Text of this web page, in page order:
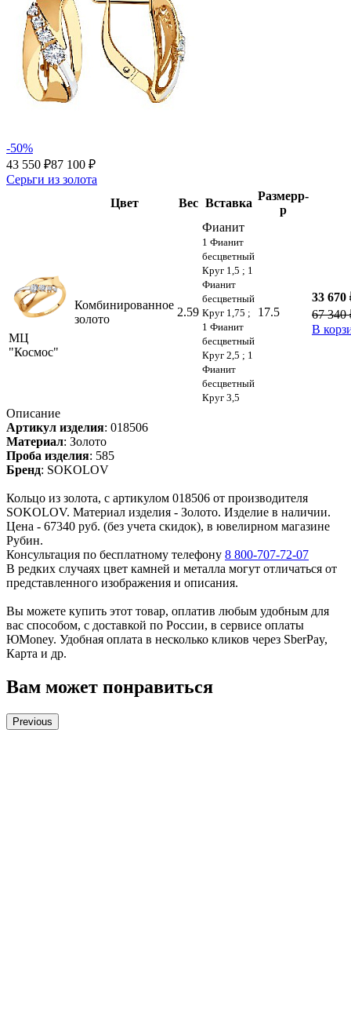
-50%
43 550 ₽87 100 ₽
Серьги из золота
Цвет
Вес Вставка
Размерр-
р
МЦ
"Космос"
Комбинированное
золото
2.59
Фианит
1 Фианит
бесцветный
Круг 1,5 ; 1
Фианит
бесцветный
Круг 1,75 ;
1 Фианит
бесцветный
Круг 2,5 ; 1
Фианит
бесцветный
Круг 3,5
17.5
33 670
67 340
В
Описание
Артикул изделия: 018506
Материал: Золото
Проба изделия: 585
Бренд: SOKOLOV
Кольцо из золота, с артикулом 018506 от производителя
SOKOLOV. Материал изделия - Золото. Изделие в наличии.
Цена - 67340 руб. (без учета скидок), в ювелирном магазине
Рубин.
Консультация по бесплатному телефону 8 800-707-72-07
В редких случаях цвет камней и металла могут отличаться от
представленного изображения и описания.
Вы можете купить этот товар, оплатив любым удобным для
вас способом, с доставкой по России, в сервисе оплаты
ЮMoney. Удобная оплата в несколько кликов через SberPay,
Карта и др.
Вам может понравиться
Previous